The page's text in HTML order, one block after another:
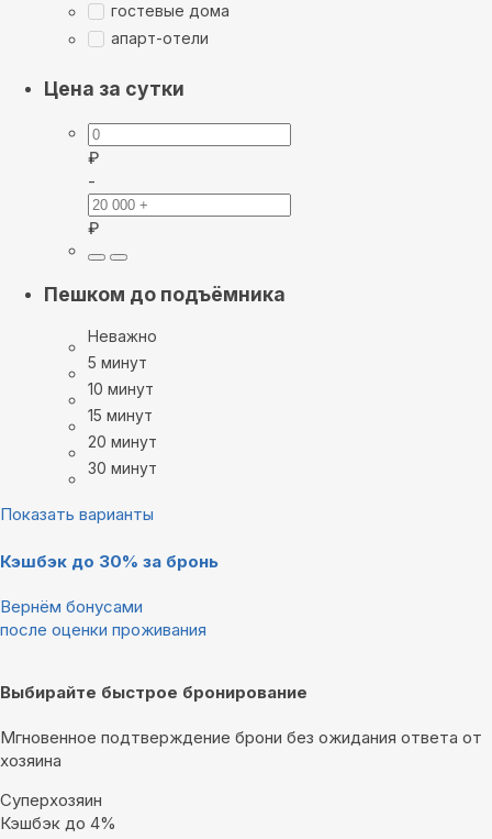
гостевые дома
апарт-отели
Цена за сутки
₽
-
₽
Пешком до подъёмника
Неважно
5 минут
10 минут
15 минут
20 минут
30 минут
Показать варианты
Кэшбэк до 30% за бронь
Вернём бонусами
после оценки проживания
Выбирайте быстрое бронирование
Мгновенное подтверждение брони без ожидания ответа от
хозяина
Суперхозяин
Кэшбэк до 4%